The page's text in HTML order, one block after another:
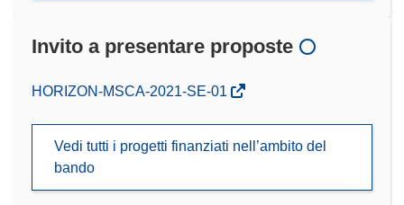
Invito a presentare proposte
(si
nuova
HORIZON-MSCA-2021-SE-01
Vedi tutti i progetti finanziati nell’ambito del
bando